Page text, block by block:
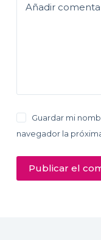
Añadir
Guardar mi
navegador la
Publicar el